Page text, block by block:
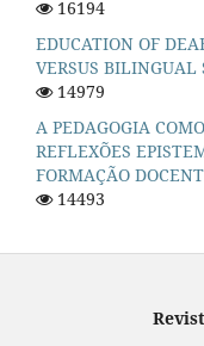
16194
EDUCATION OF
VERSUS BILINGUAL
14979
A PEDAGOGIA
REFLEXÕES
FORMAÇÃO
14493